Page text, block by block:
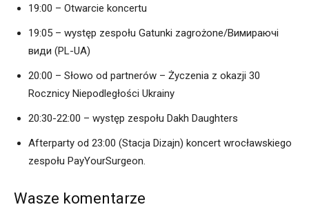
19:00 – Otwarcie koncertu
19:05 – występ zespołu Gatunki zagrożone/Вимираючі
види (PL-UA)
20:00 – Słowo od partnerów – Życzenia z okazji 30
Rocznicy Niepodległości Ukrainy
20:30-22:00 – występ zespołu Dakh Daughters
Afterparty od 23:00 (Stacja Dizajn) koncert wrocławskiego
zespołu PayYourSurgeon.
Wasze komentarze